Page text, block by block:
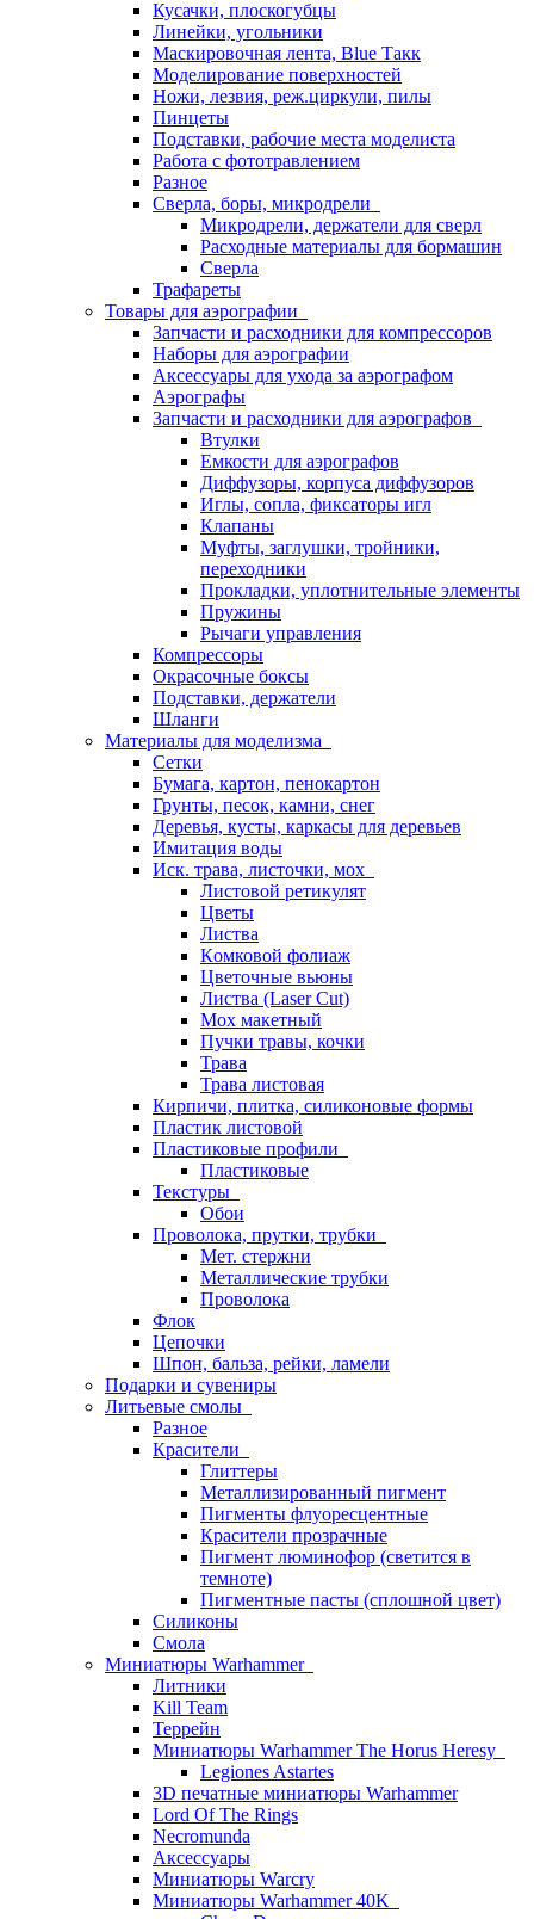
Кусачки, плоскогубцы
Линейки, угольники
Маскировочная лента, Blue Такк
Моделирование поверхностей
Ножи, лезвия, реж.циркули, пилы
Пинцеты
Подставки, рабочие места моделиста
Работа с фототравлением
Разное
Сверла, боры, микродрели
Микродрели, держатели для сверл
Расходные материалы для бормашин
Сверла
Трафареты
Товары для аэрографии
Запчасти и расходники для компрессоров
Наборы для аэрографии
Аксессуары для ухода за аэрографом
Аэрографы
Запчасти и расходники для аэрографов
Втулки
Емкости для аэрографов
Диффузоры, корпуса диффузоров
Иглы, сопла, фиксаторы игл
Клапаны
Муфты, заглушки, тройники,
переходники
Прокладки, уплотнительные элементы
Пружины
Рычаги управления
Компрессоры
Окрасочные боксы
Подставки, держатели
Шланги
Материалы для моделизма
Сетки
Бумага, картон, пенокартон
Грунты, песок, камни, снег
Деревья, кусты, каркасы для деревьев
Имитация воды
Иск. трава, листочки, мох
Листовой ретикулят
Цветы
Листва
Комковой фолиаж
Цветочные вьюны
Листва (Laser Cut)
Мох макетный
Пучки травы, кочки
Трава
Трава листовая
Кирпичи, плитка, силиконовые формы
Пластик листовой
Пластиковые профили
Пластиковые
Текстуры
Обои
Проволока, прутки, трубки
Мет. стержни
Металлические трубки
Проволока
Флок
Цепочки
Шпон, бальза, рейки, ламели
Подарки и сувениры
Литьевые смолы
Разное
Красители
Глиттеры
Металлизированный пигмент
Пигменты флуоресцентные
Красители прозрачные
Пигмент люминофор (светится в
темноте)
Пигментные пасты (сплошной цвет)
Силиконы
Смола
Миниатюры Warhammer
Литники
Kill Team
Террейн
Миниатюры Warhammer The Horus Heresy
Legiones Astartes
3D печатные миниатюры Warhammer
Lord Of The Rings
Necromunda
Аксессуары
Миниатюры Warcry
Миниатюры Warhammer 40K